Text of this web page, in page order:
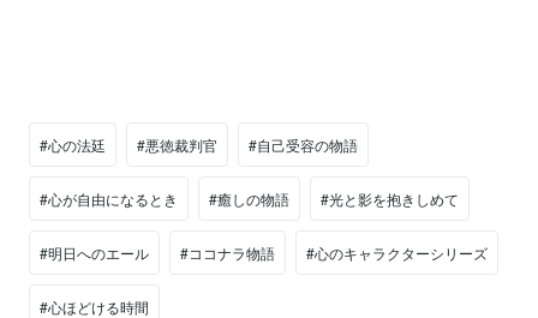
#心の法廷 #悪徳裁判官 #自己受容の物語
#心が自由になるとき #癒しの物語 #光と影を抱きしめて
#明日へのエール #ココナラ物語 #心のキャラクターシリーズ
#心ほどける時間